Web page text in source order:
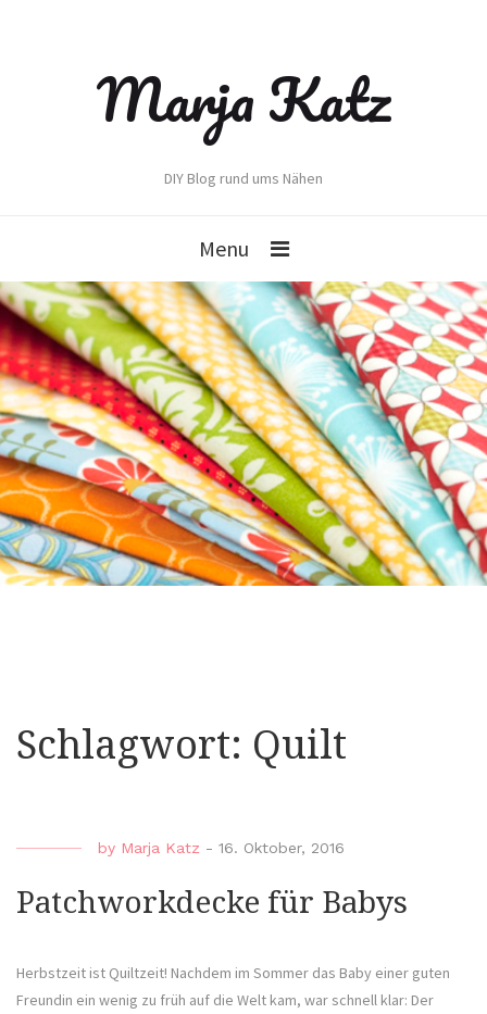
Marja Katz
DIY Blog rund ums Nähen
Menu
Schlagwort: Quilt
by Marja Katz - 16. Oktober, 2016
Patchworkdecke für Babys
Herbstzeit ist Quiltzeit! Nachdem im Sommer das Baby einer guten
Freundin ein wenig zu früh auf die Welt kam, war schnell klar: Der